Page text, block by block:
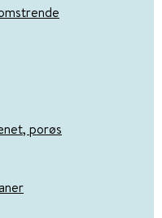
porøs